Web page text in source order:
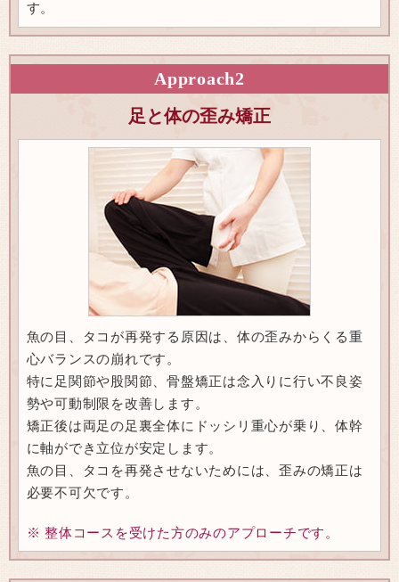
す。
Approach2
足と体の歪み矯正
魚の目、タコが再発する原因は、体の歪みからくる重
心バランスの崩れです。
特に足関節や股関節、骨盤矯正は念入りに行い不良姿
勢や可動制限を改善します。
矯正後は両足の足裏全体にドッシリ重心が乗り、体幹
に軸ができ立位が安定します。
魚の目、タコを再発させないためには、歪みの矯正は
必要不可欠です。
※ 整体コースを受けた方のみのアプローチです。